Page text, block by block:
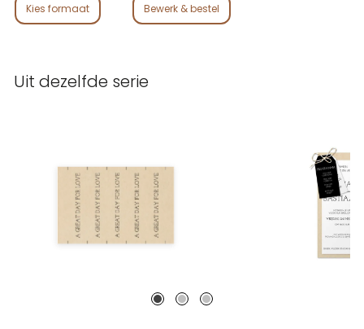
Kies formaat Bewerk & bestel
Uit dezelfde serie